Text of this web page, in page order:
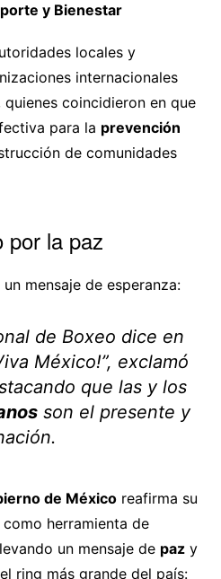
y Bienestar
locales y
internacionales
quienes coincidieron en que
para la prevención
de comunidades
por la paz
mensaje de esperanza:
de Boxeo dice en
México!”, exclamó
que las y los
son el presente y
de Méxicoreafirma su
como herramienta de
un mensaje de pazy
ring más grande del país: